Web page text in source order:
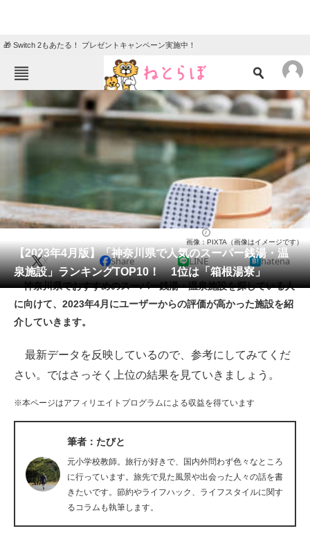
🎁 Switch 2もあたる！ プレゼントキャンペーン実施中！
ねとらぼメニュー
TOP ニュース
エンタメ クイズ
地域
住まい 教育・育児
動物 リサーチ
会員記事
メディア
注目記事を集めた総合ページ
スマホと通信の最新トレンド
進化するPCとデバイスの未来
ビジネスと働き方のヒント
AI活用のいまが分かる
【2023年4月版】「神奈川県で人気のスーパー銭湯・温
泉施設」ランキングTOP10！ 1位は「箱根湯寮」
画像：PIXTA（画像はイメージです）
X Share LINE hatena
神奈川県でおすすめのスーパー銭湯・温泉施設を探している人
に向けて、2023年4月にユーザーからの評価が高かった施設を紹
介していきます。
最新データを反映しているので、参考にしてみてくだ
さい。ではさっそく上位の結果を見ていきましょう。
※本ページはアフィリエイトプログラムによる収益を得ています
筆者：たびと
元小学校教師。旅行が好きで、国内外問わず色々なところ
に行っています。旅先で見た風景や出会った人々の話を書
きたいです。節約やライフハック、ライフスタイルに関す
るコラムも執筆します。